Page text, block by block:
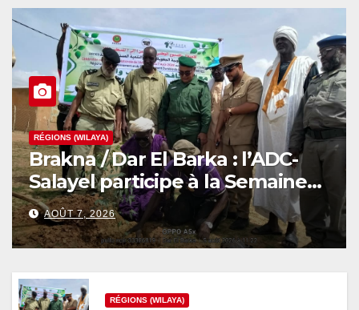
RÉGIONS (WILAYA)
Brakna / Dar El Barka : l’ADC-
Salayel participe à la Semaine
nationale de l’arbre
AOÛT 7, 2026
RÉGIONS (WILAYA)